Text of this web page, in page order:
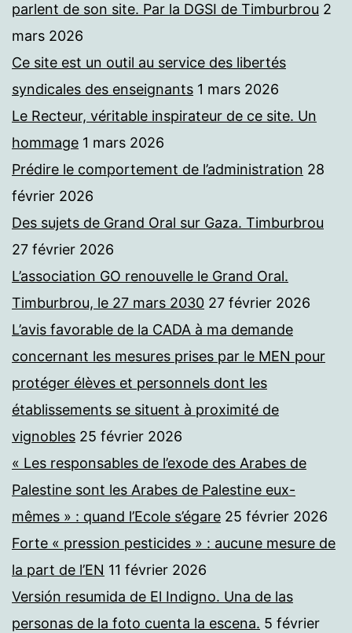
parlent de son site. Par la DGSI de Timburbrou 2
mars 2026
Ce site est un outil au service des libertés
syndicales des enseignants 1 mars 2026
Le Recteur, véritable inspirateur de ce site. Un
hommage 1 mars 2026
Prédire le comportement de l’administration 28
février 2026
Des sujets de Grand Oral sur Gaza. Timburbrou
27 février 2026
L’association GO renouvelle le Grand Oral.
Timburbrou, le 27 mars 2030 27 février 2026
L’avis favorable de la CADA à ma demande
concernant les mesures prises par le MEN pour
protéger élèves et personnels dont les
établissements se situent à proximité de
vignobles 25 février 2026
« Les responsables de l’exode des Arabes de
Palestine sont les Arabes de Palestine eux-
mêmes » : quand l’Ecole s’égare 25 février 2026
Forte « pression pesticides » : aucune mesure de
la part de l’EN 11 février 2026
Versión resumida de El Indigno. Una de las
personas de la foto cuenta la escena. 5 février